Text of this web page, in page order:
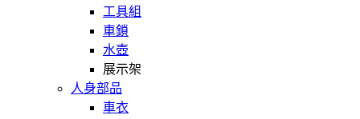
工具組
車鎖
水壺
展示架
人身部品
車衣